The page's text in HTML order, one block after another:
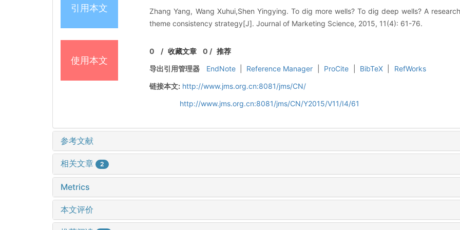
引用本文
Zhang Yang, Wang Xuhui,Shen Yingying. To dig more wells? To dig deep wells? A
theme consistency strategy[J]. Journal of Marketing Science, 2015, 11(4): 61-76.
使用本文
0 /收藏文章 0 / 推荐
导出引用管理器
EndNote Reference Manager ProCite BibTeX
RefWorks
链接本文: http://www.jms.org.cn:8081/jms/CN/
http://www.jms.org.cn:8081/jms/CN/Y2015/V11/I4/61
参考文献
相关文章 2
Metrics
本文评价